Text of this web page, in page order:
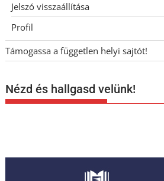
Jelszó visszaállítása
Profil
Támogassa a független helyi sajtót!
Nézd és hallgasd velünk!